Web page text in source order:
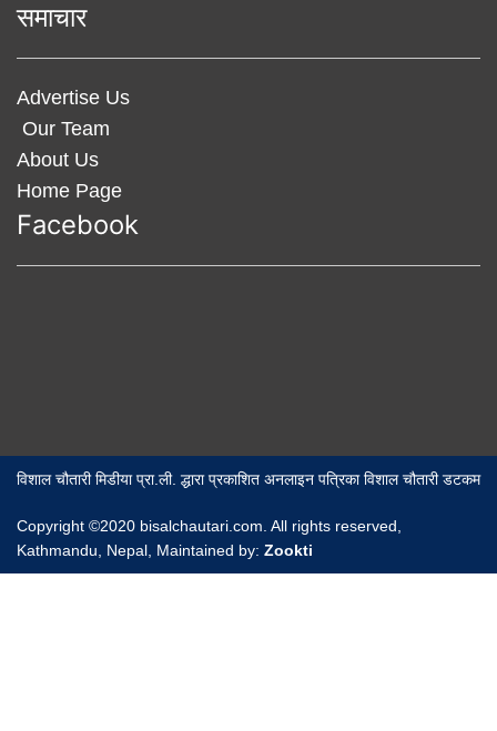
समाचार
Advertise Us
Our Team
About Us
Home Page
Facebook
विशाल चौतारी मिडीया प्रा.ली. द्धारा प्रकाशित अनलाइन पत्रिका विशाल चौतारी डटकम
Copyright ©2020 bisalchautari.com. All rights reserved,
Kathmandu, Nepal, Maintained by: Zookti